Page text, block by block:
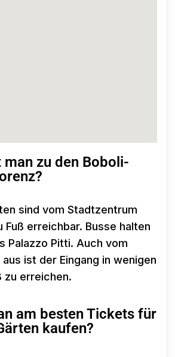
man zu den Boboli-
sind vom Stadtzentrum
Fuß erreichbar. Busse halten
Palazzo Pitti. Auch vom
aus ist der Eingang in wenigen
zu erreichen.
am besten Tickets für
kaufen?